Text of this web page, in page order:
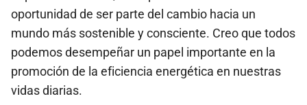
oportunidad de ser parte del cambio hacia un
mundo más sostenible y consciente. Creo que todos
podemos desempeñar un papel importante en la
promoción de la eficiencia energética en nuestras
vidas diarias.